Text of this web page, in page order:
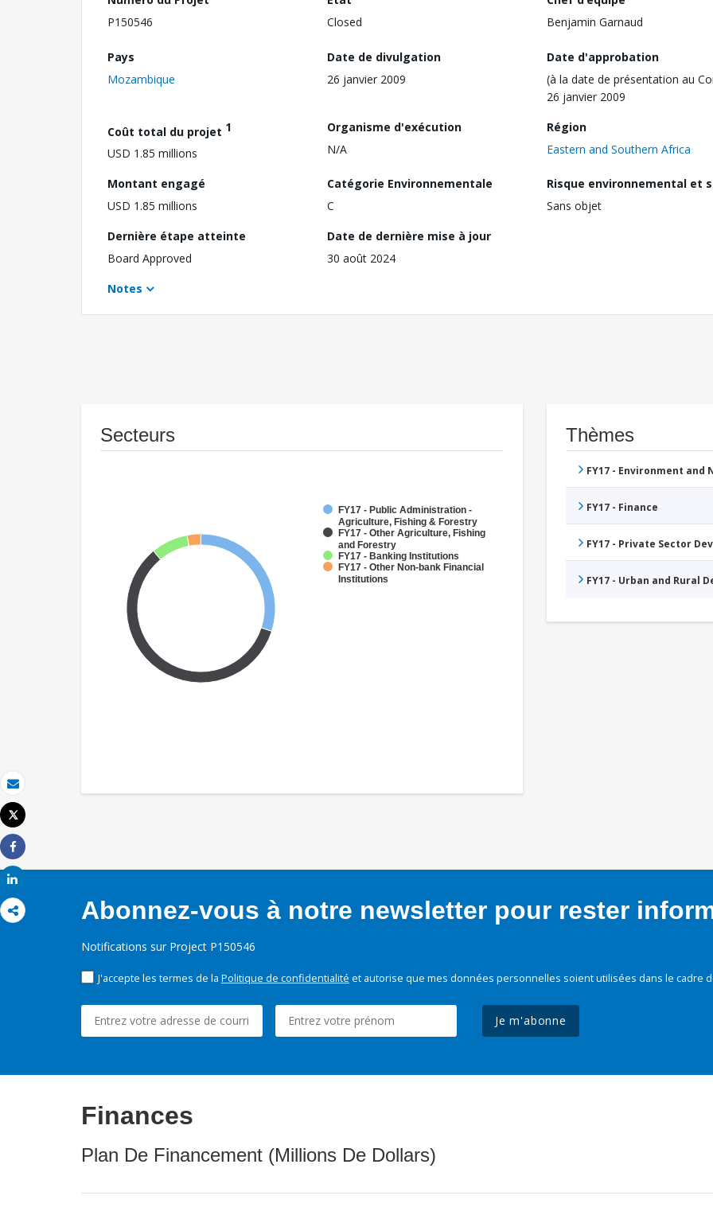
Email
Imprimer
Tweet
Share
P150546
Closed
Benjamin Garnaud
Pays
Mozambique
Date de divulgation
26 janvier 2009
Date d'approbation
(à la date de présentation au
26 janvier 2009
Coût total du projet 1
USD 1.85 millions
Organisme d'exécution
N/A
Région
Eastern and Southern Africa
Montant engagé
USD 1.85 millions
Catégorie Environnementale
C
Risque environnemental et
Sans objet
Dernière étape atteinte
Board Approved
Date de dernière mise à jour
30 août 2024
Notes
Secteurs
FY17 - Public Administration -
Agriculture, Fishing & Forestry
FY17 - Other Agriculture, Fishing
and Forestry
FY17 - Banking Institutions
FY17 - Other Non-bank Financial
Institutions
Thèmes
FY17 - Environment
FY17 - Finance
FY17 - Private Sector
FY17 - Urban and Rural
Abonnez-vous à notre newsletter pour rester
Notifications sur Project P150546
J'accepte les termes de la Politique de confidentialité et autorise que mes données personnelles soient utilisées dans le cadre
Je m'abonne
Finances
Plan De Financement (Millions De Dollars)